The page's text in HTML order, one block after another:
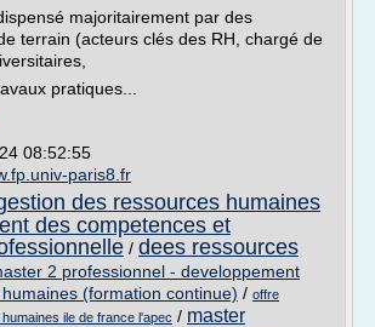
majoritairement par des
terrain (acteurs clés des RH, chargé de
pratiques...
08:52:55
paris8.fr
des ressources humaines
des competences et
/ dees ressources
2 professionnel - developpement
(formation continue) / offre
ile de france l'apec / master